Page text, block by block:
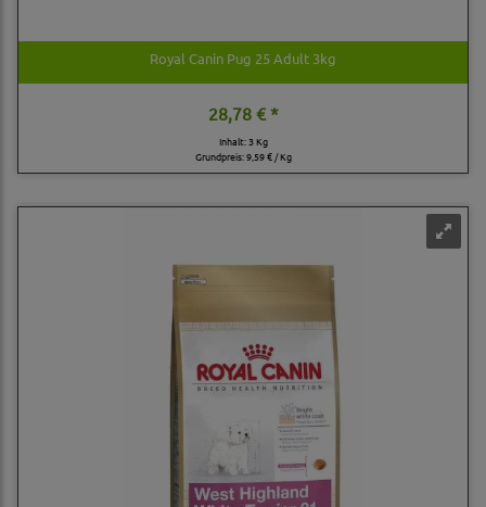
Royal Canin Pug 25 Adult 3kg
28,78 € *
Inhalt: 3 Kg
Grundpreis:9,59 € / Kg